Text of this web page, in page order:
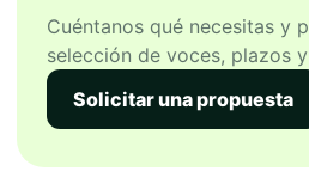
Cuéntanos qué necesitas y
selección de voces, plazos
Solicitar una propuesta